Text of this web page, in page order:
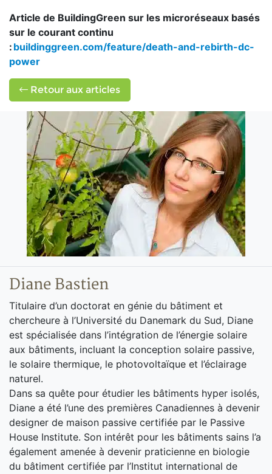
Article de BuildingGreen sur les microréseaux basés
sur le courant continu
: buildinggreen.com/feature/death-and-rebirth-dc-
power
Retour aux articles
Diane Bastien
Titulaire d’un doctorat en génie du bâtiment et
chercheure à l’Université du Danemark du Sud, Diane
est spécialisée dans l’intégration de l’énergie solaire
aux bâtiments, incluant la conception solaire passive,
le solaire thermique, le photovoltaïque et l’éclairage
naturel.
Dans sa quête pour étudier les bâtiments hyper isolés,
Diane a été l’une des premières Canadiennes à devenir
designer de maison passive certifiée par le Passive
House Institute. Son intérêt pour les bâtiments sains l’a
également amenée à devenir praticienne en biologie
du bâtiment certifiée par l’Institut international de